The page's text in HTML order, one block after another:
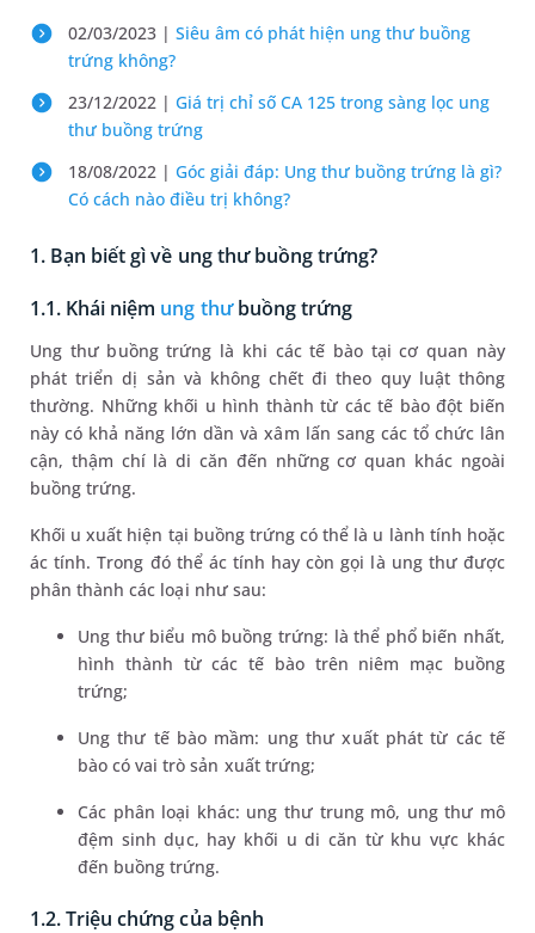
02/03/2023 | Siêu âm có phát hiện ung thư buồng
trứng không?
23/12/2022 | Giá trị chỉ số CA 125 trong sàng lọc ung
thư buồng trứng
18/08/2022 | Góc giải đáp: Ung thư buồng trứng là gì?
Có cách nào điều trị không?
1. Bạn biết gì về ung thư buồng trứng?
1.1. Khái niệm ung thưbuồng trứng
Ung thư buồng trứng là khi các tế bào tại cơ quan này
phát triển dị sản và không chết đi theo quy luật thông
thường. Những khối u hình thành từ các tế bào đột biến
này có khả năng lớn dần và xâm lấn sang các tổ chức lân
cận, thậm chí là di căn đến những cơ quan khác ngoài
buồng trứng.
Khối u xuất hiện tại buồng trứng có thể là u lành tính hoặc
ác tính. Trong đó thể ác tính hay còn gọi là ung thư được
phân thành các loại như sau:
Ung thư biểu mô buồng trứng: là thể phổ biến nhất,
hình thành từ các tế bào trên niêm mạc buồng
trứng;
Ung thư tế bào mầm: ung thư xuất phát từ các tế
bào có vai trò sản xuất trứng;
Các phân loại khác: ung thư trung mô, ung thư mô
đệm sinh dục, hay khối u di căn từ khu vực khác
đến buồng trứng.
1.2. Triệu chứng của bệnh